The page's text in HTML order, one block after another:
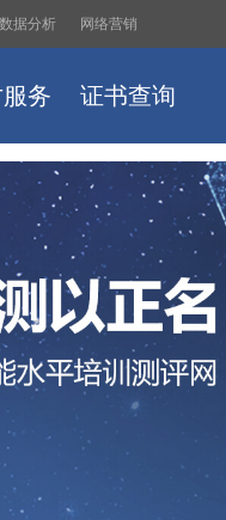
数据分析 网络营销
服务 证书查询